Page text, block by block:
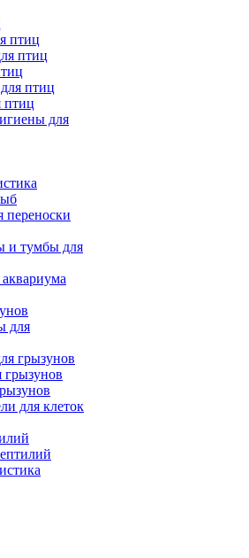
птиц
птиц
птиц
птиц
для
переноски
и тумбы для
для
грызунов
грызунов
для клеток